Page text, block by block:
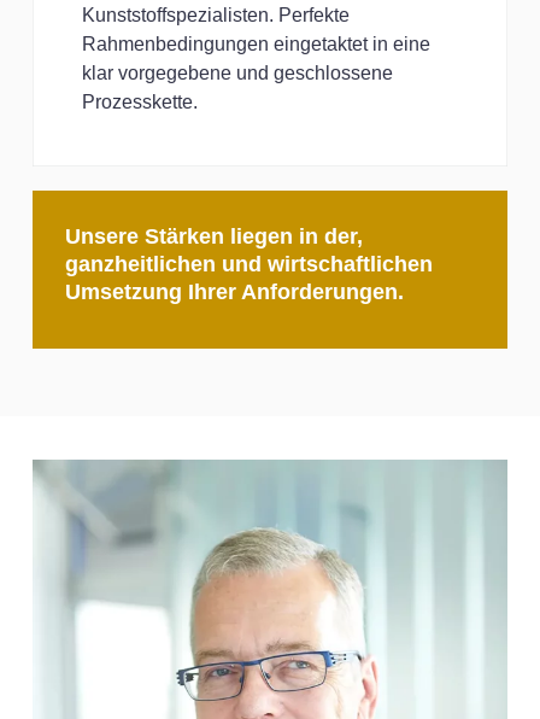
Kunststoffspezialisten. Perfekte
Rahmenbedingungen eingetaktet in eine
klar vorgegebene und geschlossene
Prozesskette.
Unsere Stärken liegen in der,
ganzheitlichen und wirtschaftlichen
Umsetzung Ihrer Anforderungen.